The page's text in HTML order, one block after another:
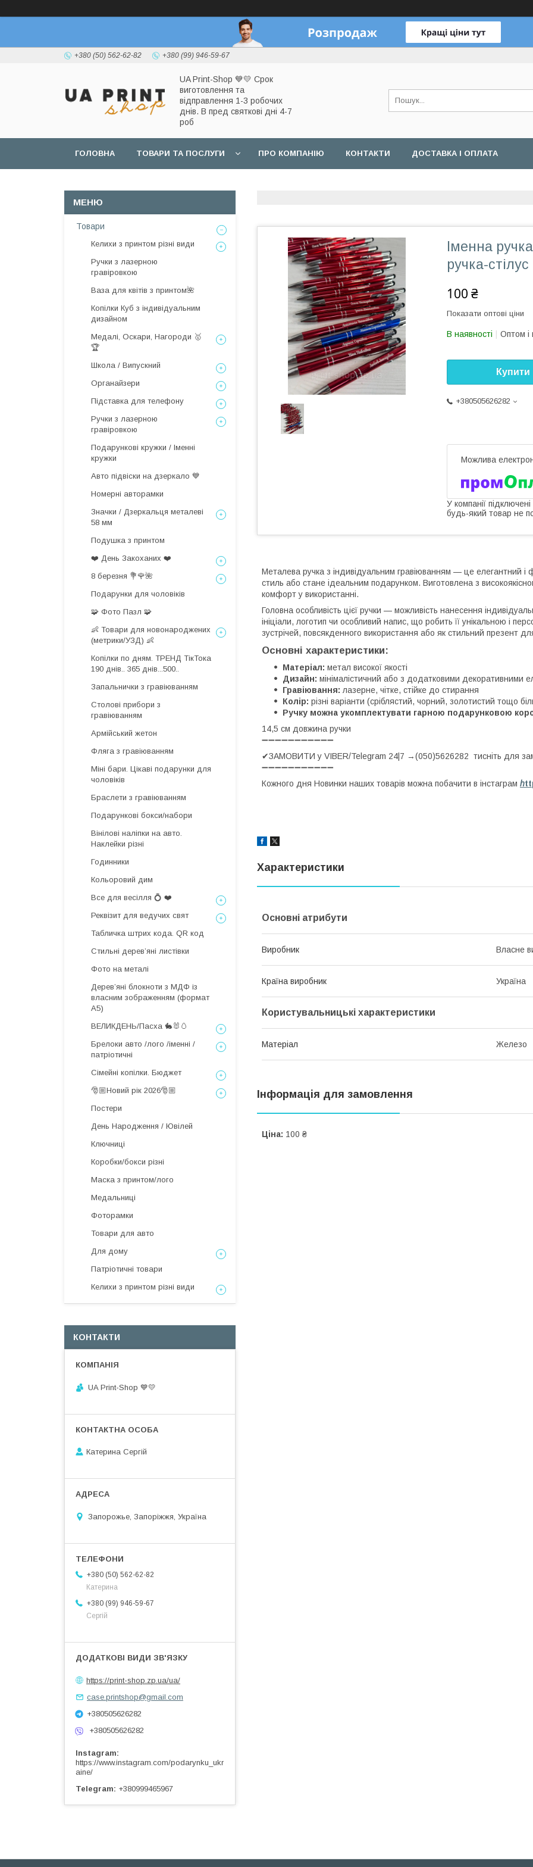
+380 (50) 562-62-82 +380 (99) 946-59-67
UA Print-Shop ​💙💛 Срок
виготовлення та
відправлення 1-3 робочих
днів. В пред святкові дні 4-7
роб
ГОЛОВНА ТОВАРИ ТА ПОСЛУГИ ПРО КОМПАНІЮ КОНТАКТИ ДОСТАВКА І ОПЛАТА
Іменна
ручка-стілус
100 ₴
Показати оптові ціни
В наявності Оптом і
Купити
+380505626282
У компанії
будь-який товар не
Металева ручка з індивідуальним гравіюванням — це елегантний і
стиль або стане ідеальним подарунком. Виготовлена з
комфорт у використанні.
Головна особливість цієї ручки — можливість нанесення
ініціали, логотип чи особливий напис, що робить її унікальною і
зустрічей, повсякденного використання або як стильний презент
Основні характеристики:
Матеріал: метал високої якості
Дизайн: мінімалістичний або з додатковими декоративними
Гравіювання: лазерне, чітке, стійке до стирання
Колір: різні варіанти (сріблястий, чорний, золотистий тощо
Ручку можна укомплектувати гарною подарунковою
14,5 см довжина ручки
➖➖➖➖➖➖➖➖➖➖➖
✔ЗАМОВИТИ у VIBER/Telegram 24|7 →(050)5626282 тисніть для
➖➖➖➖➖➖➖➖➖➖➖
Кожного дня Новинки наших товарів можна побачити в інстаграм h
Характеристики
Основні атрибути
Виробник Власне
Країна виробник Україна
Користувальницькі характеристики
Матеріал Железо
Інформація для замовлення
Ціна: 100 ₴
Товари
Келихи з принтом різні види
Ручки з лазерною
гравіровкою
Ваза для квітів з принтом🌺
Копілки Куб з індивідуальним
дизайном
Медалі, Оскари, Нагороди 🥇
🏆
Школа / Випускний
Органайзери
Підставка для телефону
Ручки з лазерною
гравіровкою
Подарункові кружки / Іменні
кружки
Авто підвіски на дзеркало 💙
Номерні авторамки
Значки / Дзеркальця металеві
58 мм
Подушка з принтом
❤️ День Закоханих ❤️
8 березня 💐🌹🌺
Подарунки для чоловіків
🧩 Фото Пазл 🧩
👶 Товари для новонароджених
(метрики/УЗД) 👶
Копілки по дням. ТРЕНД ТікТока
190 днів.. 365 днів...500..
Запальнички з гравіюванням
Столові прибори з
гравіюванням
Армійський жетон
Фляга з гравіюванням
Міні бари. Цікаві подарунки для
чоловіків
Браслети з гравіюванням
Подарункові бокси/набори
Вінілові наліпки на авто.
Наклейки різні
Годинники
Кольоровий дим
Все для весілля 💍 ❤️
Реквізит для ведучих свят
Табличка штрих кода. QR код
Стильні деревʼяні листівки
Фото на металі
Дерев’яні блокноти з МДФ із
власним зображенням (формат
А5)
ВЕЛИКДЕНЬ/Пасха 🐇🐰🥚
Брелоки авто /лого /іменні /
патріотичні
Сімейні копілки. Бюджет
🎅🏼Новий рік 2026🎅🏼
Постери
День Народження / Ювілей
Ключниці
Коробки/бокси різні
Маска з принтом/лого
Медальниці
Фоторамки
Товари для авто
Для дому
Патріотичні товари
Келихи з принтом різні види
КОНТАКТИ
UA Print-Shop ​💙💛
Катерина Сергій
Запорожье, Запоріжжя, Україна
+380 (50) 562-62-82
Катерина
+380 (99) 946-59-67
Сергій
https://print-shop.zp.ua/ua/
case.printshop@gmail.com
+380505626282
+380505626282
Instagram
https://www.instagram.com/podarynku_ukr
aine/
Telegram
+380999465967